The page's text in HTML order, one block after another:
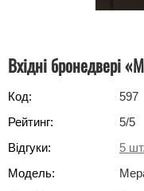
Вхідні бронедвері
Код:
597
Рейтинг:
5/5
Відгуки:
5 шт.
Модель: